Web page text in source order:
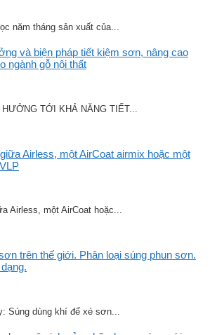
năm tháng sản xuất của...
và biện pháp tiết kiệm sơn, nâng cao
ngành gỗ nội thất
TỚI KHẢ NĂNG TIẾT...
Airless, một AirCoat airmix hoặc một
Airless, một AirCoat hoặc...
trên thế giới. Phân loại súng phun sơn.
Súng dùng khí để xé sơn...